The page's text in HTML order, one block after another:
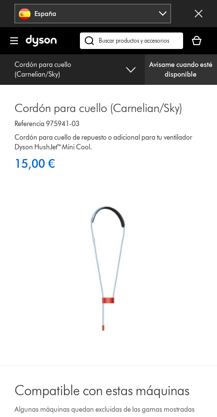
Omitir
navegación España
Buscar
en
cesta
está
vacía
Cordón para cuello
(Carnelian/Sky)
Avísame cuando esté
disponible
Cordón para cuello (Carnelian/Sky)
Referencia 975941-03
Cordón para cuello de repuesto o adicional para tu ventilador
Dyson HushJet™ Mini Cool.
15,00 €
Compatible con estas máquinas
Algunas máquinas quedan excluidas de las gamas mostradas